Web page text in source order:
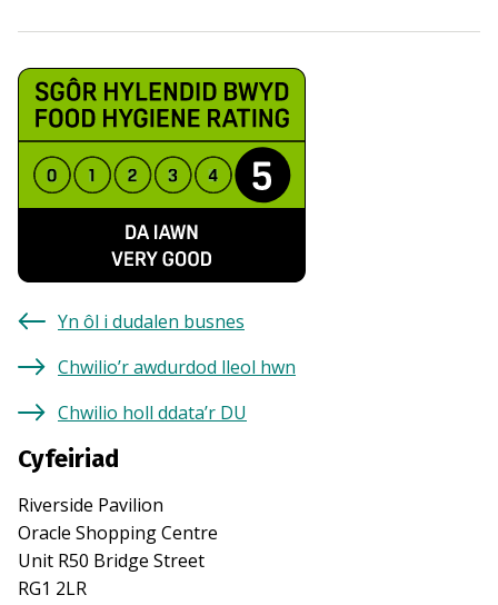
Yn ôl i dudalen busnes
Chwilio’r awdurdod lleol hwn
Chwilio holl ddata’r DU
Cyfeiriad
Riverside Pavilion
Oracle Shopping Centre
Unit R50 Bridge Street
RG1 2LR